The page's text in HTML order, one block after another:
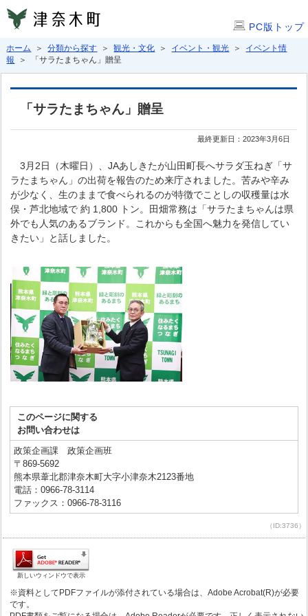
PC版トップ
ホーム ＞分類から探す ＞観光・文化 ＞ イベント・観光 ＞ イベント情
報
＞ 「サラたまちゃん」贈呈
「サラたまちゃん」贈呈
最終更新日：2023年3月6日
3月2日（木曜日）、JAあしきたが山田町長へサラダ玉ねぎ「サ
ラたまちゃん」の出荷を報告のため来庁されました。苦みや辛み
が少なく、生のままで食べられるのが特徴でことしの収穫量は水
俣・芦北地域で 約 1,800 トン。田畑常務は「サラたまちゃんは県
外でも人気のあるブランド。これからも全国へ魅力を発信してい
きたい」と話しました。
このページに関する
お問い合わせは
政策企画課 政策企画班
〒869-5692
熊本県葦北郡津奈木町大字小津奈木2123番地
電話：0966-78-3114
ファックス：0966-78-3116
（ID:3736）
新しいウィンドウで表示
※資料としてPDFファイルが添付されている場合は、Adobe Acrobat(R)が必要
です。